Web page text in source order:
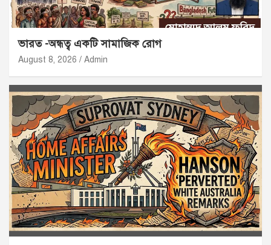
ভারত -অন্ধত্ব একটি সামাজিক রোগ
August 8, 2026 Admin